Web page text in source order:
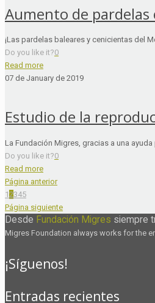
Aumento de
¡Las pardelas baleares y cenicientas del
Do you like it?0
Read more
07 de January de 2019
Estudio de la
La Fundación Migres, gracias a una
Do you like it?0
Read more
Página anterior
12345
Página siguiente
Desde Fundación Migres siempre
Migres Foundation always works for the
¡Síguenos!
Entradas recientes